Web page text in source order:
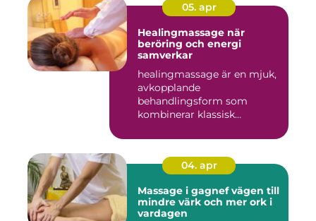
05. apr
Healingmassage när
beröring och energi
samverkar
healingmassage är en mjuk,
avkopplande
behandlingsform som
kombinerar klassisk
04. apr
Massage i gagnef vägen till
mindre värk och mer ork i
vardagen